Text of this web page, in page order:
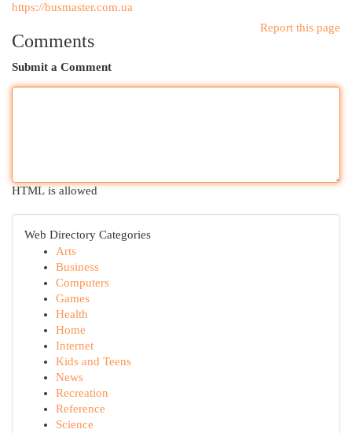
https://busmaster.com.ua
Report this page
Comments
Submit a Comment
HTML is allowed
Web Directory Categories
Arts
Business
Computers
Games
Health
Home
Internet
Kids and Teens
News
Recreation
Reference
Science